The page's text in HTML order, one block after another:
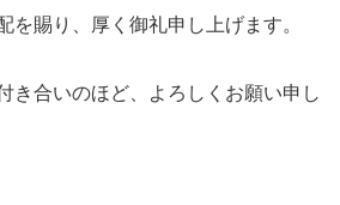
を賜り、厚く御礼申し上げます。
き合いのほど、よろしくお願い申し